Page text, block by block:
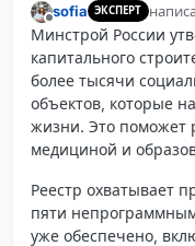
Не в сети
sofia ЭКСПЕРТ
Минстрой России
капитального
более тысячи
объектов, которые
жизни. Это поможет
медициной и
Реестр охватывает
пяти
уже обеспечено,